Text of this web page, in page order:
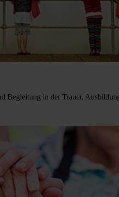
Begleitung in der Trauer,